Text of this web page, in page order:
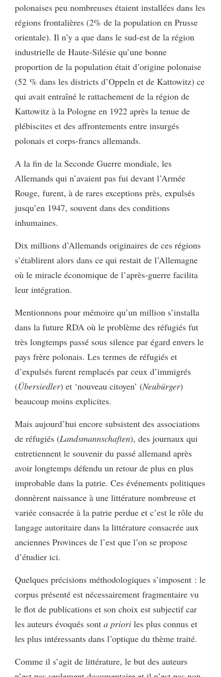
polonaises peu nombreuses étaient installées dans les
régions frontalières (2% de la population en Prusse
orientale). Il n’y a que dans le sud-est de la région
industrielle de Haute-Silésie qu’une bonne
proportion de la population était d’origine polonaise
(52 % dans les districts d’Oppeln et de Kattowitz) ce
qui avait entraîné le rattachement de la région de
Kattowitz à la Pologne en 1922 après la tenue de
plébiscites et des affrontements entre insurgés
polonais et corps-francs allemands.
A la fin de la Seconde Guerre mondiale, les
Allemands qui n’avaient pas fui devant l’Armée
Rouge, furent, à de rares exceptions près, expulsés
jusqu’en 1947, souvent dans des conditions
inhumaines.
Dix millions d’Allemands originaires de ces régions
s’établirent alors dans ce qui restait de l’Allemagne
où le miracle économique de l’après-guerre facilita
leur intégration.
Mentionnons pour mémoire qu’un million s’installa
dans la future RDA où le problème des réfugiés fut
très longtemps passé sous silence par égard envers le
pays frère polonais. Les termes de réfugiés et
d’expulsés furent remplacés par ceux d’immigrés
(Übersiedler) et ‘nouveau citoyen’ (Neubürger)
beaucoup moins explicites.
Mais aujourd’hui encore subsistent des associations
de réfugiés (Landsmannschaften), des journaux qui
entretiennent le souvenir du passé allemand après
avoir longtemps défendu un retour de plus en plus
improbable dans la patrie. Ces événements politiques
donnèrent naissance à une littérature nombreuse et
variée consacrée à la patrie perdue et c’est le rôle du
langage autoritaire dans la littérature consacrée aux
anciennes Provinces de l’est que l’on se propose
d’étudier ici.
Quelques précisions méthodologiques s’imposent : le
corpus présenté est nécessairement fragmentaire vu
le flot de publications et son choix est subjectif car
les auteurs évoqués sont a priori les plus connus et
les plus intéressants dans l’optique du thème traité.
Comme il s’agit de littérature, le but des auteurs